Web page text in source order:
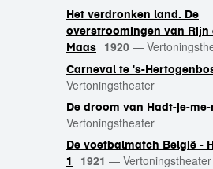
Het verdronken land. De
overstroomingen van Rijn
Maas
1920 —
Carneval te 's-
Vertoningstheater
De droom van Hadt-je-
Vertoningstheater
De voetbalmatch België -
1
1921 — Vertoningstheater